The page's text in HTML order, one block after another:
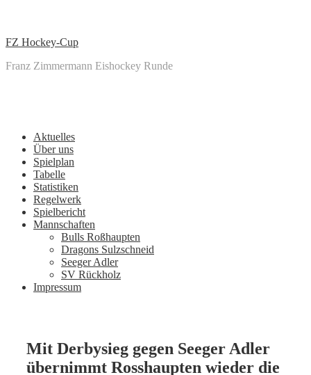
zentralen
Inhalt
FZ Hockey-Cup
Franz Zimmermann Eishockey Runde
Navigation
Aktuelles
Über uns
Spielplan
Tabelle
Statistiken
Regelwerk
Spielbericht
Mannschaften
Bulls Roßhaupten
Dragons Sulzschneid
Seeger Adler
SV Rückholz
Impressum
Mit Derbysieg gegen Seeger Adler
übernimmt Rosshaupten wieder die